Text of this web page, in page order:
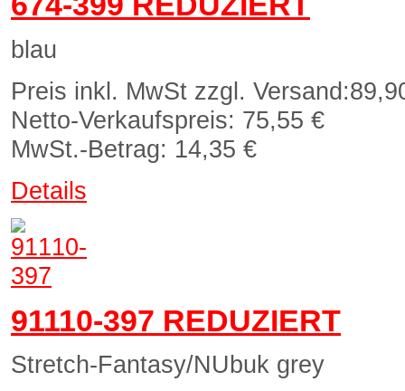
blau
Preis inkl. MwSt zzgl. Versand:
Netto-Verkaufspreis: 75,55 €
MwSt.-Betrag: 14,35 €
Details
91110-397 REDUZIERT
Stretch-Fantasy/NUbuk grey